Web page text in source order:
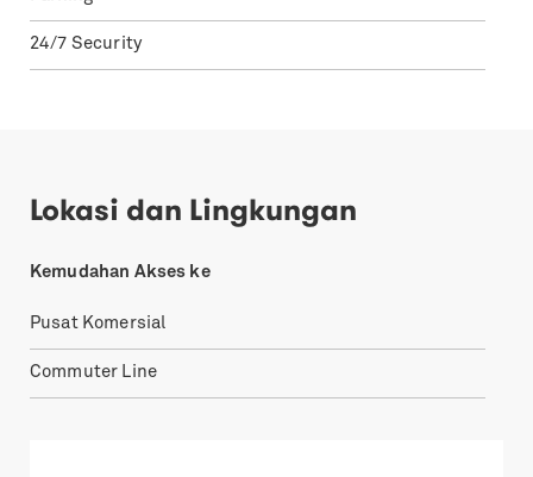
24/7 Security
Lokasi dan Lingkungan
Kemudahan Akses ke
Pusat Komersial
Commuter Line